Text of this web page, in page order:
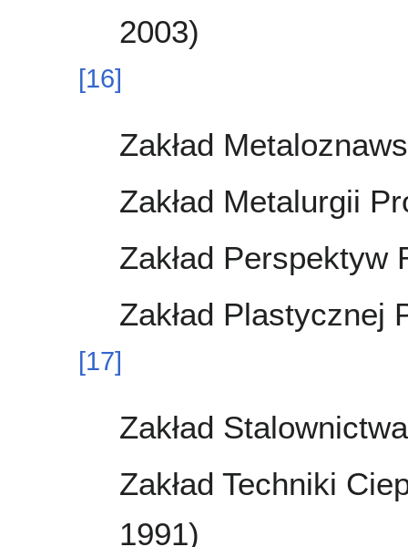
2003)
[16]
Zakład
Zakład Metalurgii
Zakład Perspektyw
Zakład Plastycznej
[17]
Zakład
Zakład Techniki
1991)